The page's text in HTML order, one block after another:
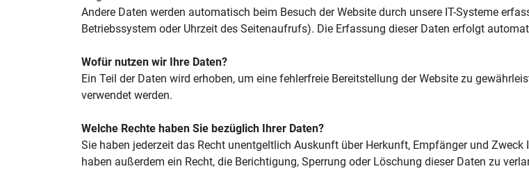
Andere Daten werden automatisch beim Besuch der Website durch unsere IT-Systeme
Betriebssystem oder Uhrzeit des Seitenaufrufs). Die Erfassung dieser Daten erfolgt
Wofür nutzen wir Ihre Daten?
Ein Teil der Daten wird erhoben, um eine fehlerfreie Bereitstellung der Website zu
verwendet werden.
Welche Rechte haben Sie bezüglich Ihrer Daten?
Sie haben jederzeit das Recht unentgeltlich Auskunft über Herkunft, Empfänger und
haben außerdem ein Recht, die Berichtigung, Sperrung oder Löschung dieser Daten zu